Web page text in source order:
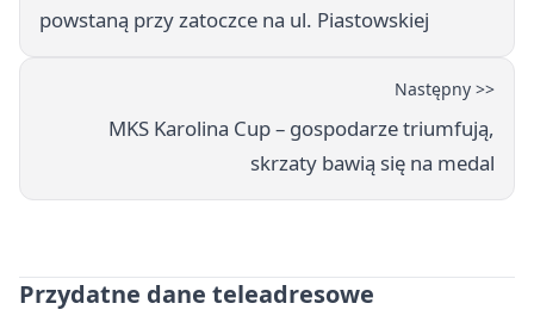
powstaną przy zatoczce na ul. Piastowskiej
Następny >>
MKS Karolina Cup – gospodarze triumfują,
skrzaty bawią się na medal
Przydatne dane teleadresowe